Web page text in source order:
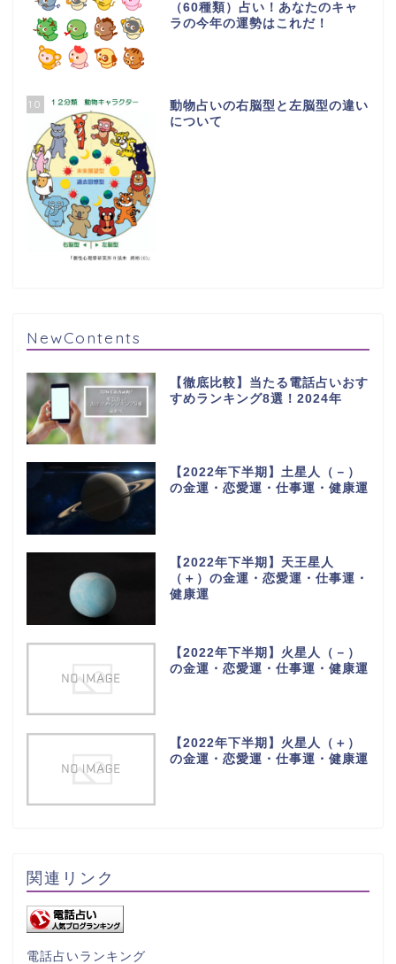
（60種類）占い！あなたのキャ
ラの今年の運勢はこれだ！
10
動物占いの右脳型と左脳型の違い
について
NewContents
【徹底比較】当たる電話占いおす
すめランキング8選！2024年
【2022年下半期】土星人（－）
の金運・恋愛運・仕事運・健康運
【2022年下半期】天王星人
（＋）の金運・恋愛運・仕事運・
健康運
【2022年下半期】火星人（－）
の金運・恋愛運・仕事運・健康運
【2022年下半期】火星人（＋）
の金運・恋愛運・仕事運・健康運
関連リンク
電話占いランキング